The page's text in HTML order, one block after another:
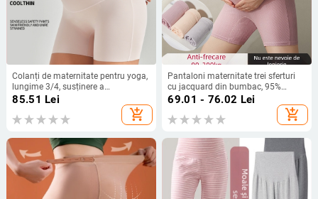
Colanți de maternitate pentru yoga,
lungime 3/4, susținere a
abdomenului, amestec nylon-
spandex 70–80% nylon, 20–30%
spandex, elasticitate ridicată
85.51 Lei
add_shopping_cart
Pantaloni maternitate trei sferturi
cu jacquard din bumbac, 95%
bumbac, susținere abdominală,
69.01 - 76.02 Lei
add_shopping_cart